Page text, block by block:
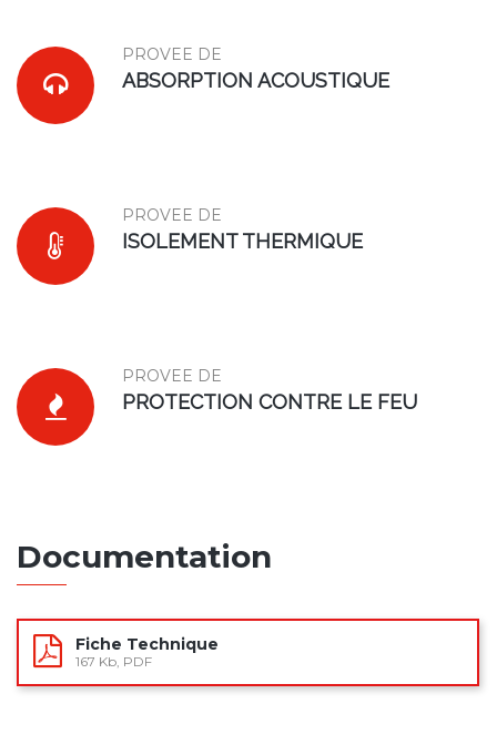
PROVEE DE
ABSORPTION ACOUSTIQUE
PROVEE DE
ISOLEMENT THERMIQUE
PROVEE DE
PROTECTION CONTRE LE FEU
Documentation
Fiche Technique
167 Kb, PDF